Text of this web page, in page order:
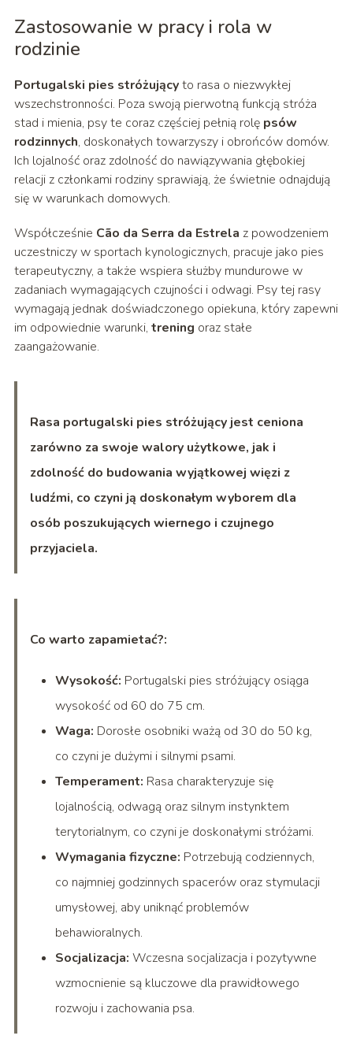
Zastosowanie w pracy i rola w
rodzinie
Portugalski pies stróżującyto rasa o niezwykłej
wszechstronności. Poza swoją pierwotną funkcją stróża
stad i mienia, psy te coraz częściej pełnią rolę psów
rodzinnych, doskonałych towarzyszy i obrońców domów.
Ich lojalność oraz zdolność do nawiązywania głębokiej
relacji z członkami rodziny sprawiają, że świetnie odnajdują
się w warunkach domowych.
Współcześnie Cão da Serra da Estrela z powodzeniem
uczestniczy w sportach kynologicznych, pracuje jako pies
terapeutyczny, a także wspiera służby mundurowe w
zadaniach wymagających czujności i odwagi. Psy tej rasy
wymagają jednak doświadczonego opiekuna, który zapewni
im odpowiednie warunki, trening oraz stałe
zaangażowanie.
Rasa portugalski pies stróżujący jest ceniona
zarówno za swoje walory użytkowe, jak i
zdolność do budowania wyjątkowej więzi z
ludźmi, co czyni ją doskonałym wyborem dla
osób poszukujących wiernego i czujnego
przyjaciela.
Co warto zapamietać?:
Wysokość: Portugalski pies stróżujący osiąga
wysokość od 60 do 75 cm.
Waga: Dorosłe osobniki ważą od 30 do 50 kg,
co czyni je dużymi i silnymi psami.
Temperament: Rasa charakteryzuje się
lojalnością, odwagą oraz silnym instynktem
terytorialnym, co czyni je doskonałymi stróżami.
Wymagania fizyczne: Potrzebują codziennych,
co najmniej godzinnych spacerów oraz stymulacji
umysłowej, aby uniknąć problemów
behawioralnych.
Socjalizacja: Wczesna socjalizacja i pozytywne
wzmocnienie są kluczowe dla prawidłowego
rozwoju i zachowania psa.